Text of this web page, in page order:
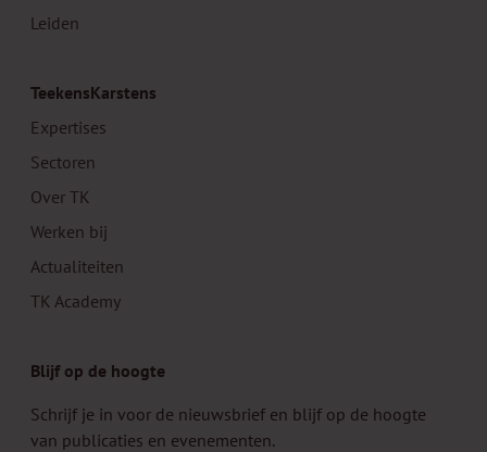
Leiden
TeekensKarstens
Expertises
Sectoren
Over TK
Werken bij
Actualiteiten
TK Academy
Blijf op de hoogte
Schrijf je in voor de nieuwsbrief en blijf op de hoogte
van publicaties en evenementen.